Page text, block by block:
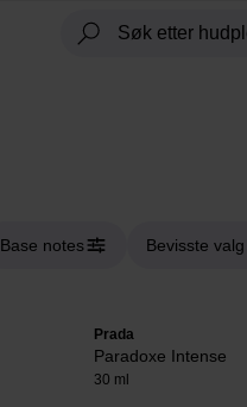
Base notes Bevisste valg
Prada
Paradoxe Intense
30 ml